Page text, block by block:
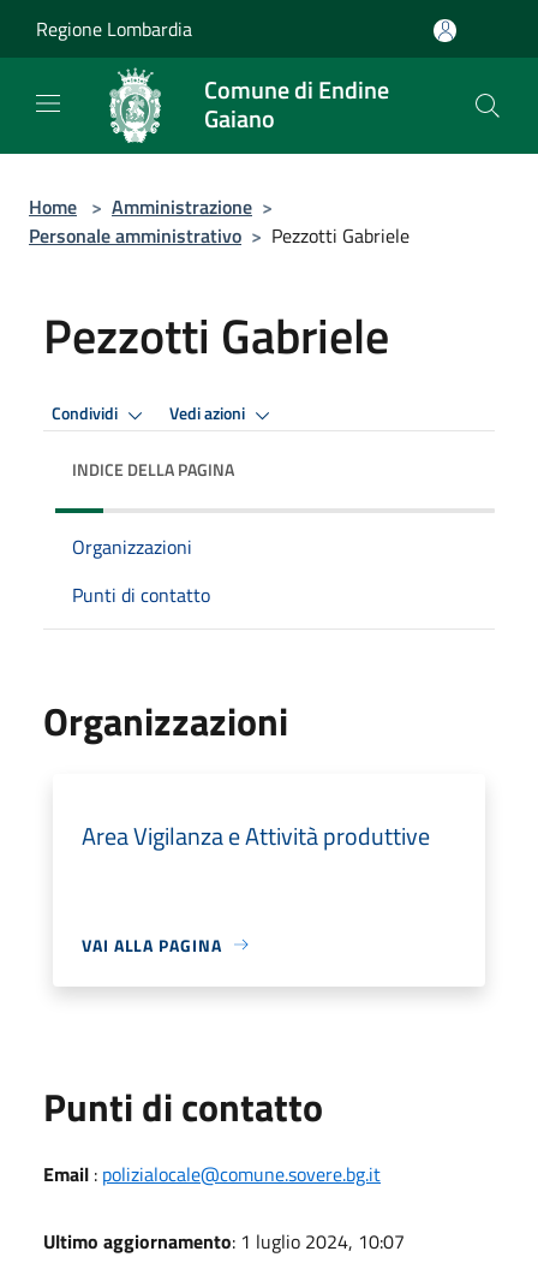
Regione Lombardia
Comune di Endine
Gaiano
Home > Amministrazione >
Personale amministrativo > Pezzotti Gabriele
Pezzotti Gabriele
Condividi Vedi azioni
INDICE DELLA PAGINA
Organizzazioni
Punti di contatto
Organizzazioni
Area Vigilanza e Attività produttive
VAI ALLA PAGINA
Punti di contatto
Email : polizialocale@comune.sovere.bg.it
Ultimo aggiornamento: 1 luglio 2024, 10:07